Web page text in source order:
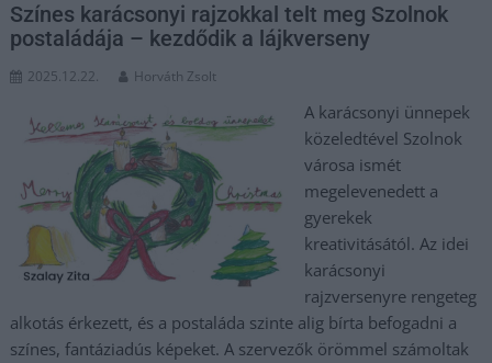
Színes karácsonyi rajzokkal telt meg Szolnok
postaládája – kezdődik a lájkverseny
2025.12.22. Horváth Zsolt
A karácsonyi ünnepek
közeledtével Szolnok
városa ismét
megelevenedett a
gyerekek
kreativitásától. Az idei
karácsonyi
rajzversenyre rengeteg
alkotás érkezett, és a postaláda szinte alig bírta befogadni a
színes, fantáziadús képeket. A szervezők örömmel számoltak